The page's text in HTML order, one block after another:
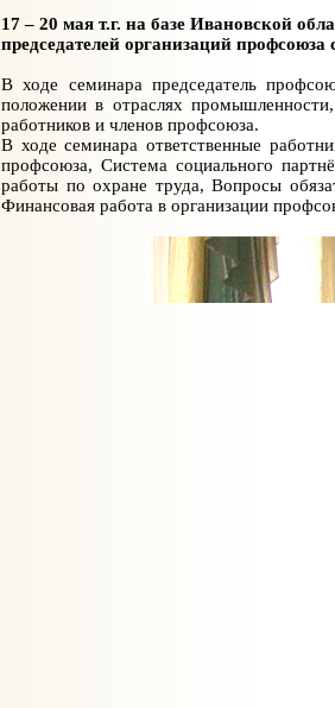
17 – 20 мая т.г. на базе Ивановской
председателей организаций профсоюза
В ходе семинара председатель
положении в отраслях
работников и членов профсоюза.
В ходе семинара ответственные
профсоюза, Система социального
работы по охране труда, Вопросы
Финансовая работа в организации